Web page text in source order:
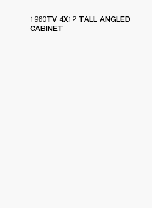
1960TV 4X12 TALL ANGLED
CABINET